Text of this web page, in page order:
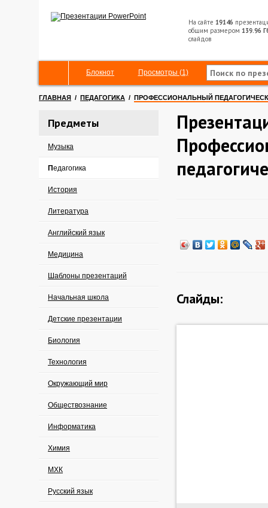
На сайте 19146
общим размером 139.96
слайдов
Блокнот Просмотры (1)
ГЛАВНАЯ / ПЕДАГОГИКА / ПРОФЕССИОНАЛЬНЫЙ
Предметы
Музыка
Педагогика
История
Литература
Английский язык
Медицина
Шаблоны презентаций
Начальная школа
Детские презентации
Биология
Технология
Окружающий мир
Обществознание
Информатика
Химия
МХК
Русский язык
Слайды: